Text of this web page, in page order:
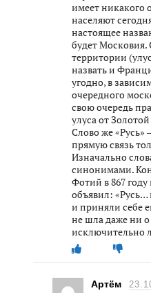
имеет никакого
населяют
настоящее
будет Московия.
территории
назвать и
угодно, в
очередного
свою очередь
улуса от
Слово же
прямую связь
Изначально
синонимами.
Фотий в 867
объявил:
и приняли себе
не шла даже ни
исключительно
Артём